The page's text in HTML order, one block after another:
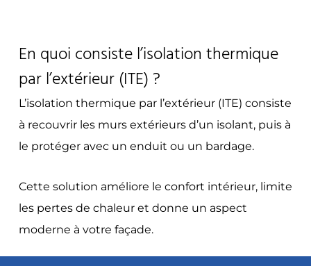
En quoi consiste l’isolation thermique
par l’extérieur (ITE) ?
L’isolation thermique par l’extérieur (ITE) consiste
à recouvrir les murs extérieurs d’un isolant, puis à
le protéger avec un enduit ou un bardage.
Cette solution améliore le confort intérieur, limite
les pertes de chaleur et donne un aspect
moderne à votre façade.